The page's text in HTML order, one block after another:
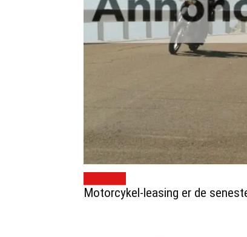
Motorcykel-leasing er de